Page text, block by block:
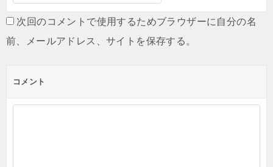
次回のコメントで使用するためブラウザーに自分の名
前、メールアドレス、サイトを保存する。
コメント